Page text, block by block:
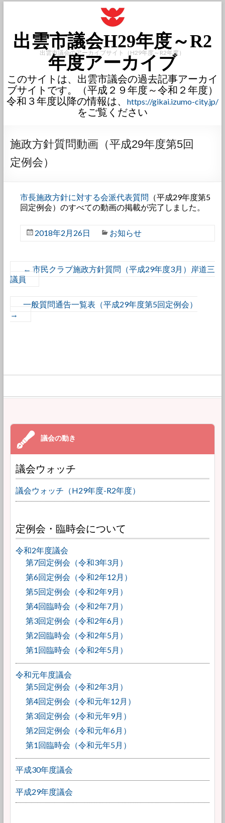
出雲市議会H29年度～R2
年度アーカイブ
出雲市議会のアーカイブサイト（H29年度～R2年度）
このサイトは、出雲市議会の過去記事アーカイ
ブサイトです。（平成２９年度～令和２年度）
令和３年度以降の情報は、
https://gikai.izumo-city.jp/
をご覧ください
施政方針質問動画（平成29年度第5回
定例会）
市長施政方針に対する会派代表質問 （平成29年度第5
回定例会）のすべての動画の掲載が完了しました。
2018年2月26日 お知らせ
← 市民クラブ施政方針質問（平成29年度3月）岸道三
議員
一般質問通告一覧表（平成29年度第5回定例会）
→
議会ウォッチ
議会ウォッチ（H29年度-R2年度）
定例会・臨時会について
令和2年度議会
第7回定例会（令和3年3月）
第6回定例会（令和2年12月）
第5回定例会（令和2年9月）
第4回臨時会（令和2年7月）
第3回定例会（令和2年6月）
第2回臨時会（令和2年5月）
第1回臨時会（令和2年5月）
令和元年度議会
第5回定例会（令和2年3月）
第4回定例会（令和元年12月）
第3回定例会（令和元年9月）
第2回定例会（令和元年6月）
第1回臨時会（令和元年5月）
平成30年度議会
平成29年度議会